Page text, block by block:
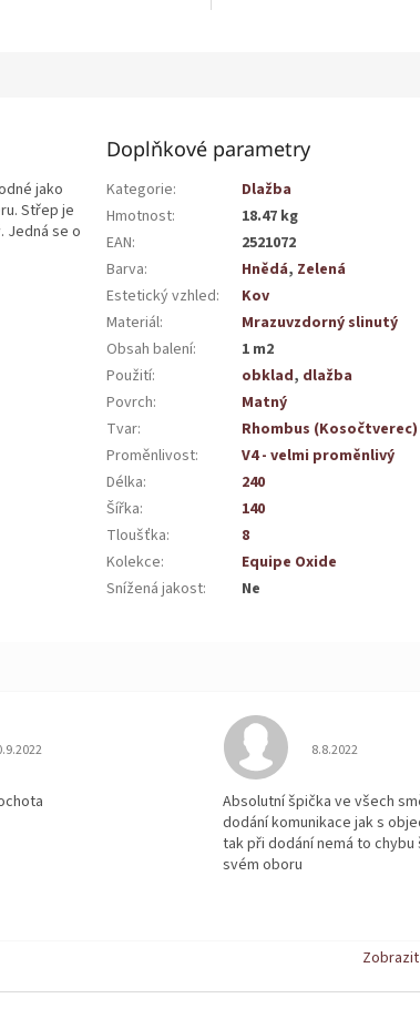
jako
Střep je
Jedná se o
Doplňkové parametry
Kategorie:
Dlažba
Hmotnost:
18.47 kg
EAN:
2521072
Barva: Hnědá, Zelená
Estetický vzhled:
Kov
Materiál:
Mrazuvzdorný slinutý
Obsah balení:
1 m2
Použití: obklad, dlažba
Povrch:
Matný
Tvar:
Rhombus (Kosočtverec)
Proměnlivost:
V4 - velmi proměnlivý
Délka:
240
Šířka:
140
Tloušťka:
8
Kolekce:
Equipe Oxide
Snížená jakost: Ne
obchodu je 5 z 5 hvězdiček. Hodnocení
8.8.2022
Absolutní špička ve všech
dodání komunikace jak s
tak při dodání nemá to chybu
svém oboru